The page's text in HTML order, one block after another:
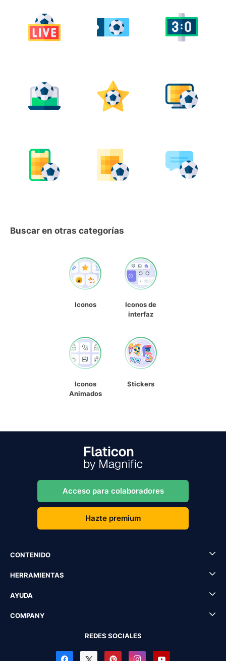
Buscar en otras categorías
Iconos
Iconos de
interfaz
Iconos
Animados
Stickers
Acceso para colaboradores
Hazte premium
CONTENIDO
HERRAMIENTAS
AYUDA
COMPANY
REDES SOCIALES